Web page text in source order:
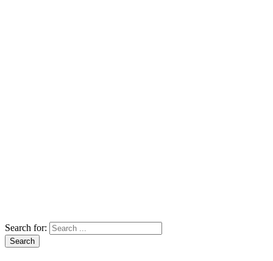
Search for:
Search